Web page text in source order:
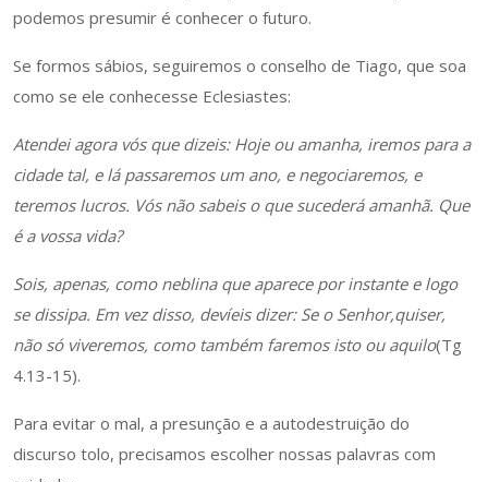
podemos presumir é conhecer o futuro.
Se formos sábios, seguiremos o conselho de Tiago, que soa
como se ele conhecesse Eclesiastes:
Atendei agora vós que dizeis: Hoje ou amanha, iremos para a
cidade tal, e lá passaremos um ano, e negociaremos, e
teremos lucros. Vós não sabeis o que sucederá amanhã. Que
é a vossa vida?
Sois, apenas, como neblina que aparece por instante e logo
se dissipa. Em vez disso, devíeis dizer: Se o Senhor,quiser,
não só viveremos, como também faremos isto ou aquilo(Tg
4.13-15).
Para evitar o mal, a presunção e a autodestruição do
discurso tolo, precisamos escolher nossas palavras com